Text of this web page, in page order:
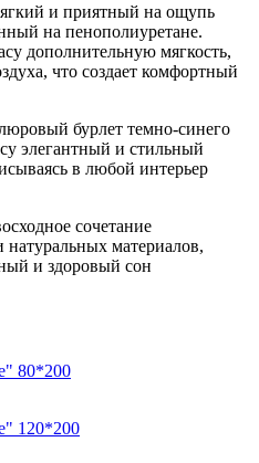
и приятный на ощупь
на пенополиуретане.
дополнительную мягкость,
что создает комфортный
бурлет темно-синего
элегантный и стильный
в любой интерьер
сочетание
материалов,
и здоровый сон
80*200
120*200